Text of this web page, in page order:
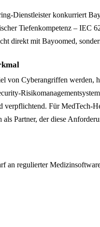
Dienstleister konkurriert
Tiefenkompetenz – IEC
direkt mit Bayoomed,
von Cyberangriffen
verpflichtend. Für
Partner, der diese
an regulierter